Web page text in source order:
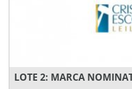
LOTE 2: MARCA